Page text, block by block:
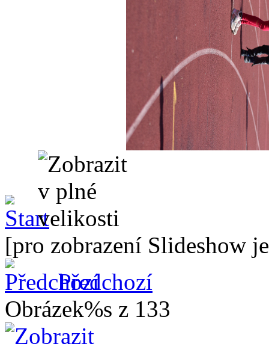
[pro zobrazení Slideshow
Předchozí
Obrázek%s z 133